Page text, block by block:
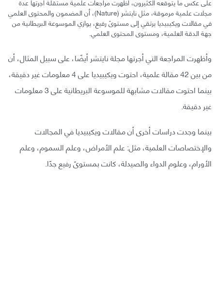
مجلات علمية مرموقة، مثل نايتشر (Nature)، أن المضمون والمحتوى العلمي
في مقالات ويكيبيديا يرتقي إلى مستوىً رفيع، يوازي الموسوعة البريطانية من
جهة الدقة العلمية، ومستوى المحتوى العلمي.
وأظهرت المراجعة التي أجرتها مجلة نايتشر أيضًا، على سبيل المثال، أن
من بين 42 مقالة علمية، احتوت ويكيبيديا على 4 معلومات غير دقيقة،
بينما احتوت مقالات مشابهة للموسوعة البريطانية على 3 معلومات
غير دقيقة.
بينما وجدت دراسات أخرى أن مقالات ويكيبيديا في المجالات
والإختصاصات العلمية، مثل: علم الأمراض، وعلم السموم، وعلم
الأورام، وعلوم الدواء والصيدلة، كانت بمستوىً رفيع جدًا.